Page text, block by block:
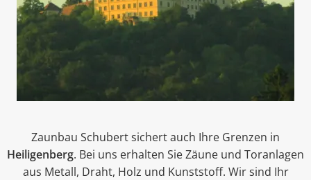
Zaunbau Schubert sichert auch Ihre Grenzen in
Heiligenberg. Bei uns erhalten Sie Zäune und Toranlagen
aus Metall, Draht, Holz und Kunststoff. Wir sind Ihr